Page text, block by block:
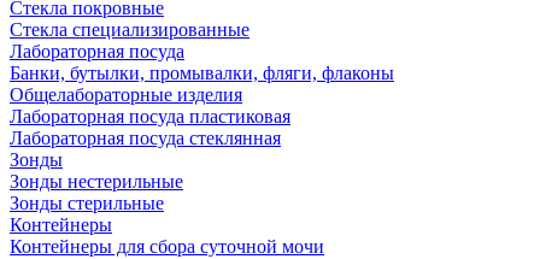
Стекла покровные
Стекла специализированные
Лабораторная посуда
Банки, бутылки, промывалки, фляги, флаконы
Общелабораторные изделия
Лабораторная посуда пластиковая
Лабораторная посуда стеклянная
Зонды
Зонды нестерильные
Зонды стерильные
Контейнеры
Контейнеры для сбора суточной мочи